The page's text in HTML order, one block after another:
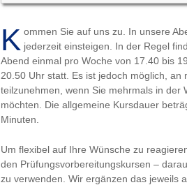
K ommen Sie auf uns zu. In unsere
jederzeit einsteigen. In der Regel
Abend einmal pro Woche von 17.40 bis
20.50 Uhr statt. Es ist jedoch möglich, an
teilzunehmen, wenn Sie mehrmals in der
möchten. Die allgemeine Kursdauer
Minuten.
Um flexibel auf Ihre Wünsche zu
den Prüfungsvorbereitungskursen –
zu verwenden. Wir ergänzen das jeweils